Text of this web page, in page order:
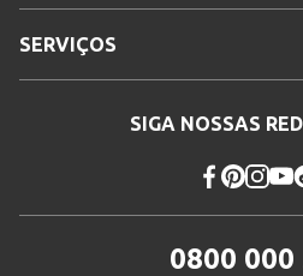
SERVIÇOS
SIGA NOSSAS
0800 000